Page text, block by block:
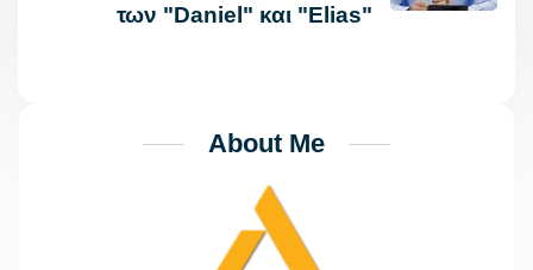
των "Daniel" και "Elias"
About Me